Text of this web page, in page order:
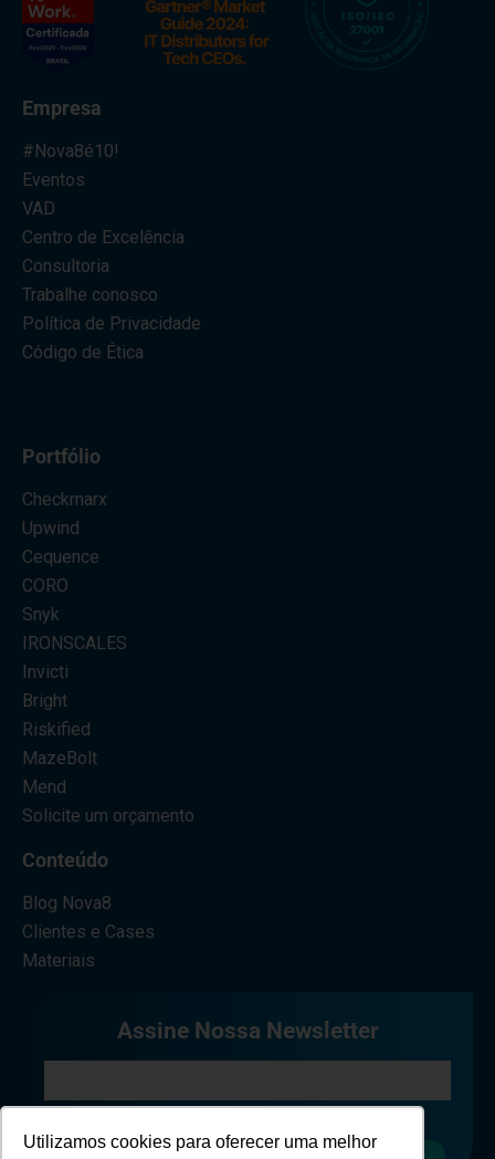
Utilizamos cookies para oferecer uma melhor
Empresa
#Nova8é10!
Eventos
VAD
Centro de Excelência
Consultoria
Trabalhe conosco
Política de Privacidade
Código de Ética
Portfólio
Checkmarx
Upwind
Cequence
CORO
Snyk
IRONSCALES
Invicti
Bright
Riskified
MazeBolt
Mend
Solicite um orçamento
Conteúdo
Blog Nova8
Clientes e Cases
Materiais
Assine Nossa Newsletter